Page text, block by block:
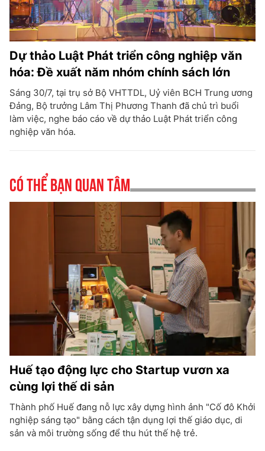
Dự thảo Luật Phát triển công nghiệp văn
hóa: Đề xuất năm nhóm chính sách lớn
Sáng 30/7, tại trụ sở Bộ VHTTDL, Uỷ viên BCH Trung ương
Đảng, Bộ trưởng Lâm Thị Phương Thanh đã chủ trì buổi
làm việc, nghe báo cáo về dự thảo Luật Phát triển công
nghiệp văn hóa.
Có thể bạn quan tâm
Huế tạo động lực cho Startup vươn xa
cùng lợi thế di sản
Thành phố Huế đang nỗ lực xây dựng hình ảnh "Cố đô Khởi
nghiệp sáng tạo" bằng cách tận dụng lợi thế giáo dục, di
sản và môi trường sống để thu hút thế hệ trẻ.